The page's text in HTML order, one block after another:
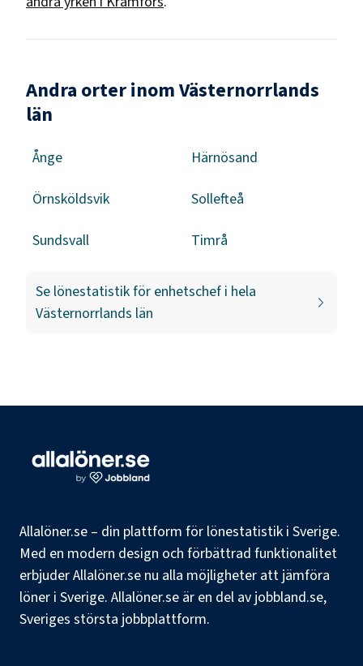
Andra orter inom Västernorrlands
län
Ånge Härnösand
Örnsköldsvik Sollefteå
Sundsvall Timrå
Se lönestatistik för enhetschef i hela
Västernorrlands län
Allalöner.se – din plattform för lönestatistik i Sverige.
Med en modern design och förbättrad funktionalitet
erbjuder Allalöner.se nu alla möjligheter att jämföra
löner i Sverige. Allalöner.se är en del av jobbland.se,
Sveriges största jobbplattform.